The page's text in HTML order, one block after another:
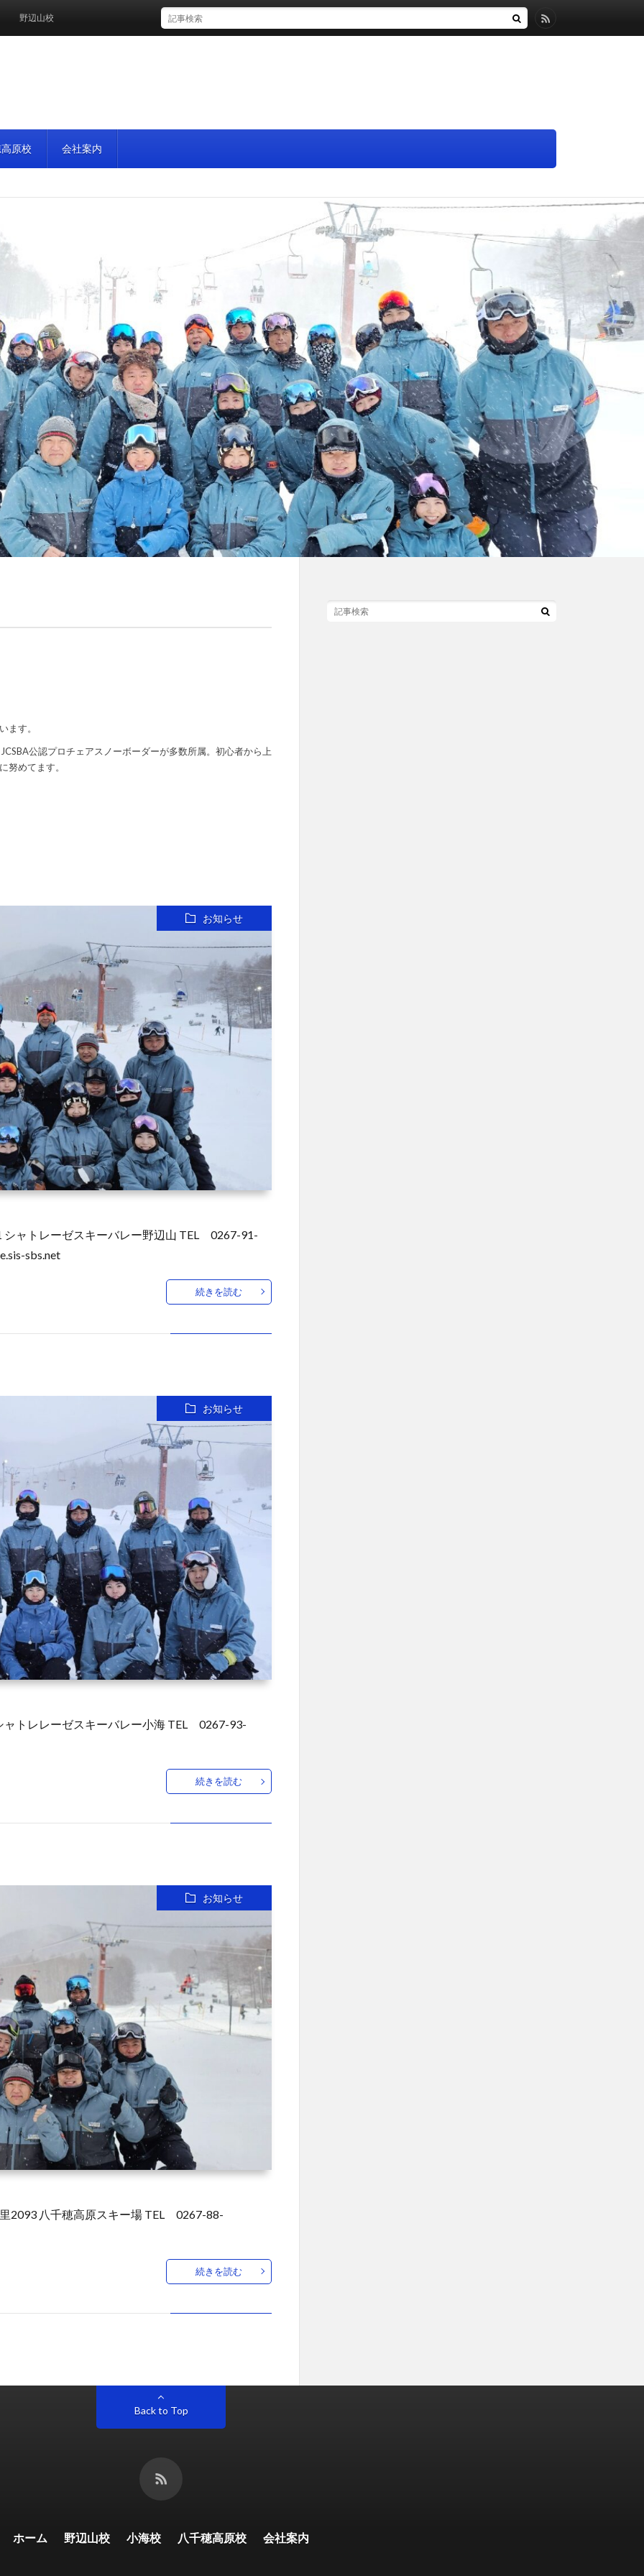
原校 会社案内
山校
ます。
公認プロチェアスノーボーダーが多数所属。初心者から上
努めてます。
お知らせ
ャトレーゼスキーバレー野辺山 TEL 0267-91-
sbs.net
続きを読む
お知らせ
トレレーゼスキーバレー小海 TEL 0267-93-
続きを読む
お知らせ
2093 八千穂高原スキー場 TEL 0267-88-
続きを読む
Back to Top
ホーム 野辺山校 小海校 八千穂高原校 会社案内